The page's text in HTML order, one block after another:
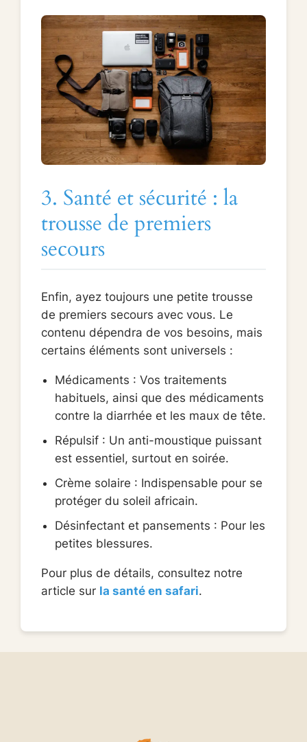
3. Santé et sécurité : la
trousse de premiers
secours
Enfin, ayez toujours une petite trousse
de premiers secours avec vous. Le
contenu dépendra de vos besoins, mais
certains éléments sont universels :
Médicaments : Vos traitements
habituels, ainsi que des médicaments
contre la diarrhée et les maux de tête.
Répulsif : Un anti-moustique puissant
est essentiel, surtout en soirée.
Crème solaire : Indispensable pour se
protéger du soleil africain.
Désinfectant et pansements : Pour les
petites blessures.
Pour plus de détails, consultez notre
article sur la santé en safari.